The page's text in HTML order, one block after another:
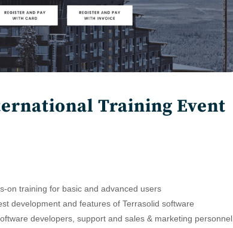
Training Event
on training for basic and advanced users
development and features of Terrasolid software
developers, support and sales & marketing personnel,